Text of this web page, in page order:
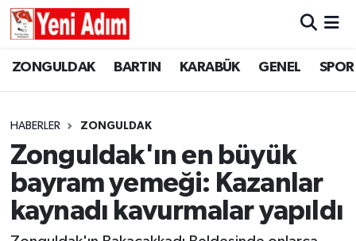
ZONGULDAK BARTIN KARABÜK GENEL SPOR
HABERLER ZONGULDAK
Zonguldak'ın en büyük
bayram yemeği: Kazanlar
kaynadı kavurmalar yapıldı
ZONGULDAK
GÜNCEL
SİYASET
ZONGULDAK
GENEL
SPOR
Zonguldak Hava Durumu
Tüm Manşetler
Son Dakika Haberleri